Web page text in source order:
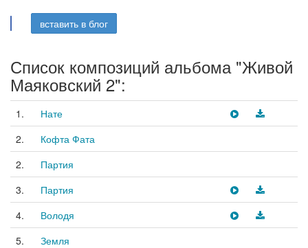
вставить в блог
Список композиций альбома "Живой
Маяковский 2":
1.
Нате
2.
Кофта Фата
2.
Партия
3.
Партия
4.
Володя
5.
Земля